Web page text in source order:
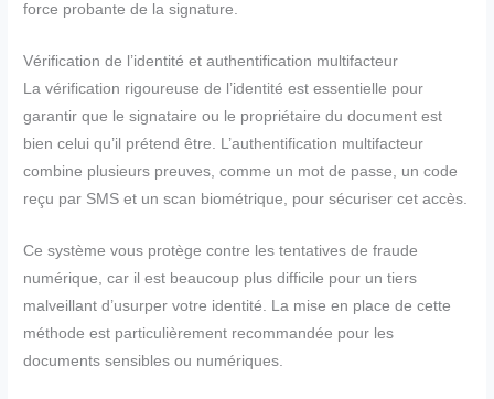
force probante de la signature.
Vérification de l’identité et authentification multifacteur
La vérification rigoureuse de l’identité est essentielle pour
garantir que le signataire ou le propriétaire du document est
bien celui qu’il prétend être. L’authentification multifacteur
combine plusieurs preuves, comme un mot de passe, un code
reçu par SMS et un scan biométrique, pour sécuriser cet accès.
Ce système vous protège contre les tentatives de fraude
numérique, car il est beaucoup plus difficile pour un tiers
malveillant d’usurper votre identité. La mise en place de cette
méthode est particulièrement recommandée pour les
documents sensibles ou numériques.